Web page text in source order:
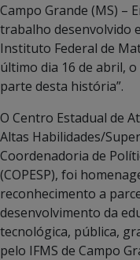
Campo Grande (MS) –
trabalho desenvolvido
Instituto Federal de
último dia 16 de abril,
parte desta história”.
O Centro Estadual de
Altas Habilidades/
Coordenadoria de
(COPESP), foi
reconhecimento a
desenvolvimento da
tecnológica, pública,
pelo IFMS de Campo